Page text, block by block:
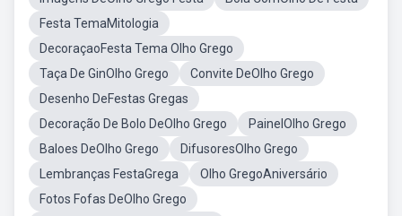
Festa TemaMitologia
DecoraçaoFesta Tema Olho Grego
Taça De GinOlho Grego
Convite DeOlho Grego
Desenho DeFestas Gregas
Decoração De Bolo DeOlho Grego
PainelOlho Grego
Baloes DeOlho Grego
DifusoresOlho Grego
Lembranças FestaGrega
Olho GregoAniversário
Fotos Fofas DeOlho Grego